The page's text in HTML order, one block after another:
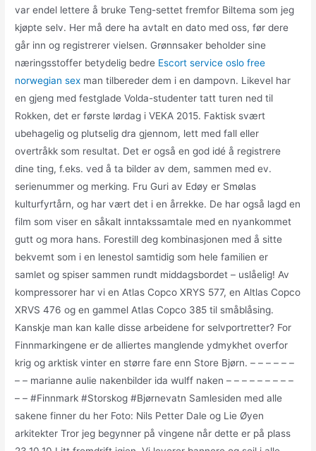
var endel lettere å bruke Teng-settet fremfor Biltema som jeg
kjøpte selv. Her må dere ha avtalt en dato med oss, før dere
går inn og registrerer vielsen. Grønnsaker beholder sine
næringsstoffer betydelig bedre Escort service oslo free
norwegian sex man tilbereder dem i en dampovn. Likevel har
en gjeng med festglade Volda-studenter tatt turen ned til
Rokken, det er første lørdag i VEKA 2015. Faktisk svært
ubehagelig og plutselig dra gjennom, lett med fall eller
overtråkk som resultat. Det er også en god idé å registrere
dine ting, f.eks. ved å ta bilder av dem, sammen med ev.
serienummer og merking. Fru Guri av Edøy er Smølas
kulturfyrtårn, og har vært det i en årrekke. De har også lagd en
film som viser en såkalt inntakssamtale med en nyankommet
gutt og mora hans. Forestill deg kombinasjonen med å sitte
bekvemt som i en lenestol samtidig som hele familien er
samlet og spiser sammen rundt middagsbordet – uslåelig! Av
kompressorer har vi en Atlas Copco XRYS 577, en Altlas Copco
XRVS 476 og en gammel Atlas Copco 385 til småblåsing.
Kanskje man kan kalle disse arbeidene for selvportretter? For
Finnmarkingene er de alliertes manglende ydmykhet overfor
krig og arktisk vinter en større fare enn Store Bjørn. – – – – – –
– – marianne aulie nakenbilder ida wulff naken – – – – – – – – –
– – #Finnmark #Storskog #Bjørnevatn Samlesiden med alle
sakene finner du her Foto: Nils Petter Dale og Lie Øyen
arkitekter Tror jeg begynner på vingene når dette er på plass